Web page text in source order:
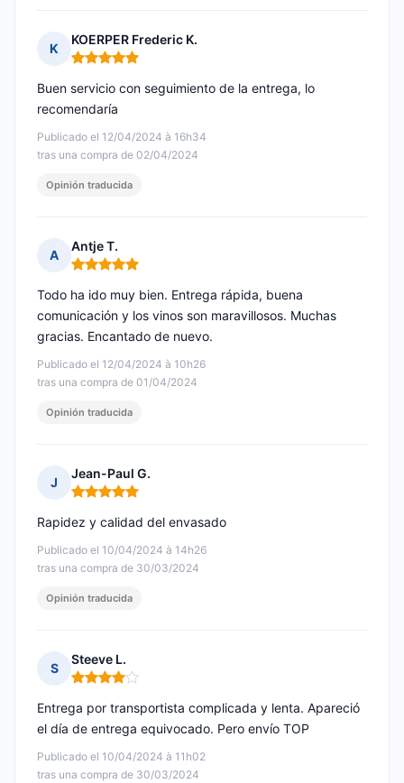
K
KOERPER Frederic K.
Nota: 5 de 5
Publicado el 12/04/2024 à 16h34
tras una compra de 02/04/2024
Buen servicio con seguimiento de la entrega, lo
recomendaría
Opinión traducida
A
Antje T.
Nota: 5 de 5
Publicado el 12/04/2024 à 10h26
tras una compra de 01/04/2024
Todo ha ido muy bien. Entrega rápida, buena
comunicación y los vinos son maravillosos. Muchas
gracias. Encantado de nuevo.
Opinión traducida
J
Jean-Paul G.
Nota: 5 de 5
Publicado el 10/04/2024 à 14h26
tras una compra de 30/03/2024
Rapidez y calidad del envasado
Opinión traducida
S
Steeve L.
Nota: 4 de 5
Publicado el 10/04/2024 à 11h02
tras una compra de 30/03/2024
Entrega por transportista complicada y lenta. Apareció
el día de entrega equivocado. Pero envío TOP